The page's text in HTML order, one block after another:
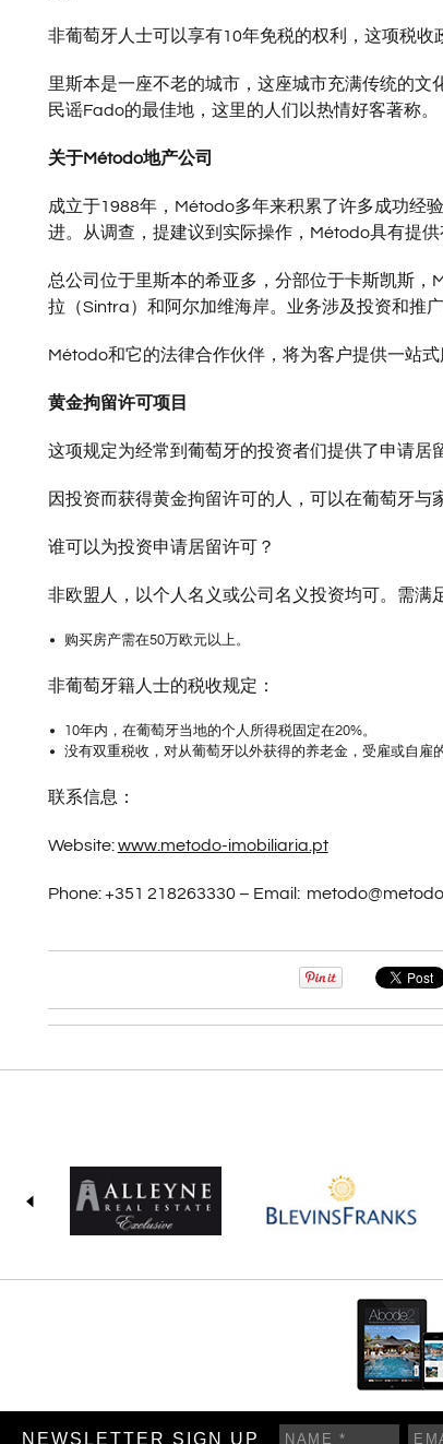
非葡萄牙人士可以享有10年免税的权利，这项税
里斯本是一座不老的城市，这座城市充满传统的
民谣Fado的最佳地，这里的人们以热情好客著称。
关于Método地产公司
成立于1988年，Método多年来积累了许多成功经
进。从调查，提建议到实际操作，Método具有提供
总公司位于里斯本的希亚多，分部位于卡斯凯斯
拉（Sintra）和阿尔加维海岸。业务涉及投资和推
Método和它的法律合作伙伴，将为客户提供一站
黄金拘留许可项目
这项规定为经常到葡萄牙的投资者们提供了申请居
因投资而获得黄金拘留许可的人，可以在葡萄牙与
谁可以为投资申请居留许可？
非欧盟人，以个人名义或公司名义投资均可。需满
购买房产需在50万欧元以上。
非葡萄牙籍人士的税收规定：
10年内，在葡萄牙当地的个人所得税固定在20%。
没有双重税收，对从葡萄牙以外获得的养老金，受雇或自雇
联系信息：
Website:www.metodo-imobiliaria.pt
Phone: +351 218263330 – Email:
NEWSLETTER SIGN UP